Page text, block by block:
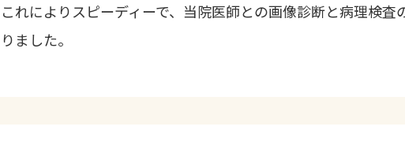
これによりスピーディーで、当院医師との画像診断と病理検
りました。